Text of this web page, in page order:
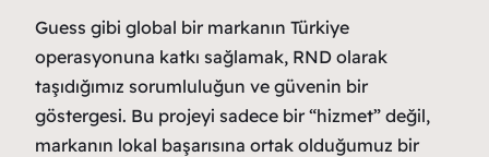
Guess gibi global bir markanın Türkiye
operasyonuna katkı sağlamak, RND olarak
taşıdığımız sorumluluğun ve güvenin bir
göstergesi. Bu projeyi sadece bir “hizmet” değil,
markanın lokal başarısına ortak olduğumuz bir